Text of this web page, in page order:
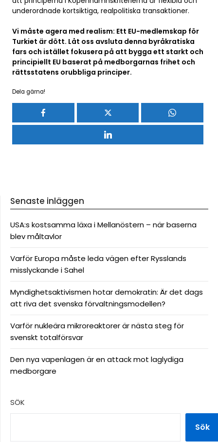
underordnade kortsiktiga, realpolitiska transaktioner.
Vi måste agera med realism: Ett EU-medlemskap för
Turkiet är dött. Låt oss avsluta denna byråkratiska
fars och istället fokusera på att bygga ett starkt och
principiellt EU baserat på medborgarnas frihet och
rättsstatens orubbliga principer.
Dela gärna!
Senaste inläggen
USA:s kostsamma läxa i Mellanöstern – när baserna
blev måltavlor
Varför Europa måste leda vägen efter Rysslands
misslyckande i Sahel
Myndighetsaktivismen hotar demokratin: Är det dags
att riva det svenska förvaltningsmodellen?
Varför nukleära mikroreaktorer är nästa steg för
svenskt totalförsvar
Den nya vapenlagen är en attack mot laglydiga
medborgare
SÖK
Sök